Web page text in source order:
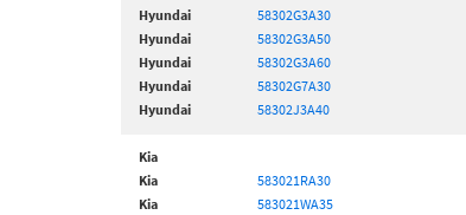
Hyundai
58302G3A30
Hyundai
58302G3A50
Hyundai
58302G3A60
Hyundai
58302G7A30
Hyundai
58302J3A40
Kia
Kia
583021RA30
Kia
583021WA35